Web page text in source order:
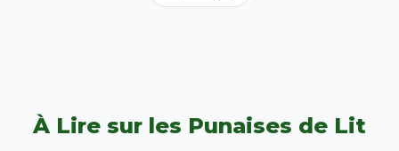
À Lire sur les Punaises de Lit